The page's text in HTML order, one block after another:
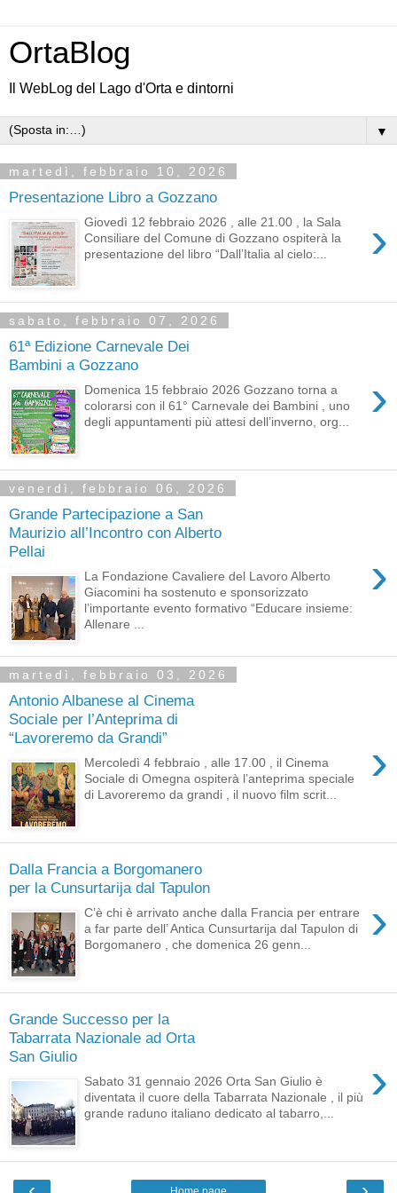
OrtaBlog
Il WebLog del Lago d'Orta e dintorni
▼
martedì, febbraio 10, 2026
Presentazione Libro a Gozzano
›
Giovedì 12 febbraio 2026 , alle 21.00 , la Sala
Consiliare del Comune di Gozzano ospiterà la
presentazione del libro “Dall’Italia al cielo:...
sabato, febbraio 07, 2026
61ª Edizione Carnevale Dei
Bambini a Gozzano
›
Domenica 15 febbraio 2026 Gozzano torna a
colorarsi con il 61° Carnevale dei Bambini , uno
degli appuntamenti più attesi dell’inverno, org...
venerdì, febbraio 06, 2026
Grande Partecipazione a San
Maurizio all’Incontro con Alberto
Pellai
›
La Fondazione Cavaliere del Lavoro Alberto
Giacomini ha sostenuto e sponsorizzato
l’importante evento formativo “Educare insieme:
Allenare ...
martedì, febbraio 03, 2026
Antonio Albanese al Cinema
Sociale per l’Anteprima di
“Lavoreremo da Grandi”
›
Mercoledì 4 febbraio , alle 17.00 , il Cinema
Sociale di Omegna ospiterà l’anteprima speciale
di Lavoreremo da grandi , il nuovo film scrit...
Dalla Francia a Borgomanero
per la Cunsurtarija dal Tapulon
›
C’è chi è arrivato anche dalla Francia per entrare
a far parte dell’ Antica Cunsurtarija dal Tapulon di
Borgomanero , che domenica 26 genn...
Grande Successo per la
Tabarrata Nazionale ad Orta
San Giulio
›
Sabato 31 gennaio 2026 Orta San Giulio è
diventata il cuore della Tabarrata Nazionale , il più
grande raduno italiano dedicato al tabarro,...